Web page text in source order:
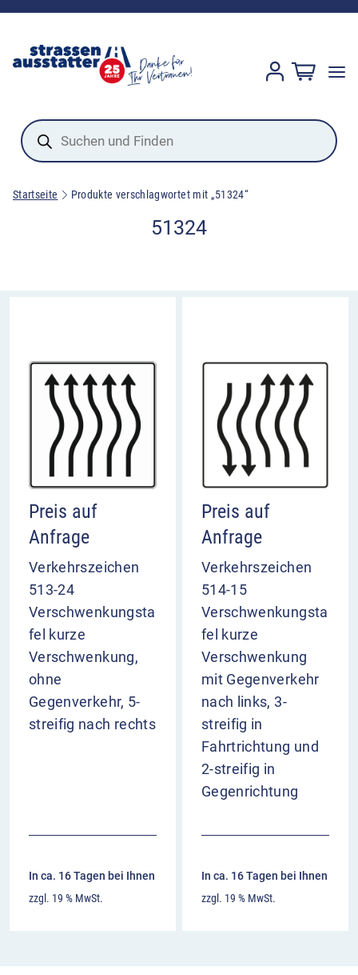
Products
search
Startseite Produkte verschlagwortet mit „51324“
51324
Preis auf
Anfrage
Verkehrszeichen
513-24
Verschwenkungsta
fel kurze
Verschwenkung,
ohne
Gegenverkehr, 5-
streifig nach rechts
In ca. 16 Tagen bei Ihnen
zzgl. 19 % MwSt.
Preis auf
Anfrage
Verkehrszeichen
514-15
Verschwenkungsta
fel kurze
Verschwenkung
mit Gegenverkehr
nach links, 3-
streifig in
Fahrtrichtung und
2-streifig in
Gegenrichtung
In ca. 16 Tagen bei Ihnen
zzgl. 19 % MwSt.